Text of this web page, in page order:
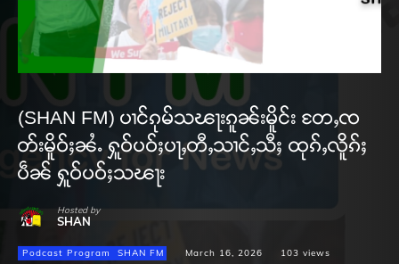
(SHAN FM) ပၢင်ၵုမ်သၽႃးၵူၼ်းမိူင်း တႄႇၸ
တ်းမိူဝ်ႈၼႆႉ ႁူဝ်ပဝ်ႈပႃႇတီႇသၢင်ႇသီႈ ထုၵ်ႇလိူၵ်ႈ
ပဵၼ် ႁူဝ်ပဝ်ႈသၽႃး
Hosted by
SHAN
Podcast Program SHAN FM March 16, 2026 103 views